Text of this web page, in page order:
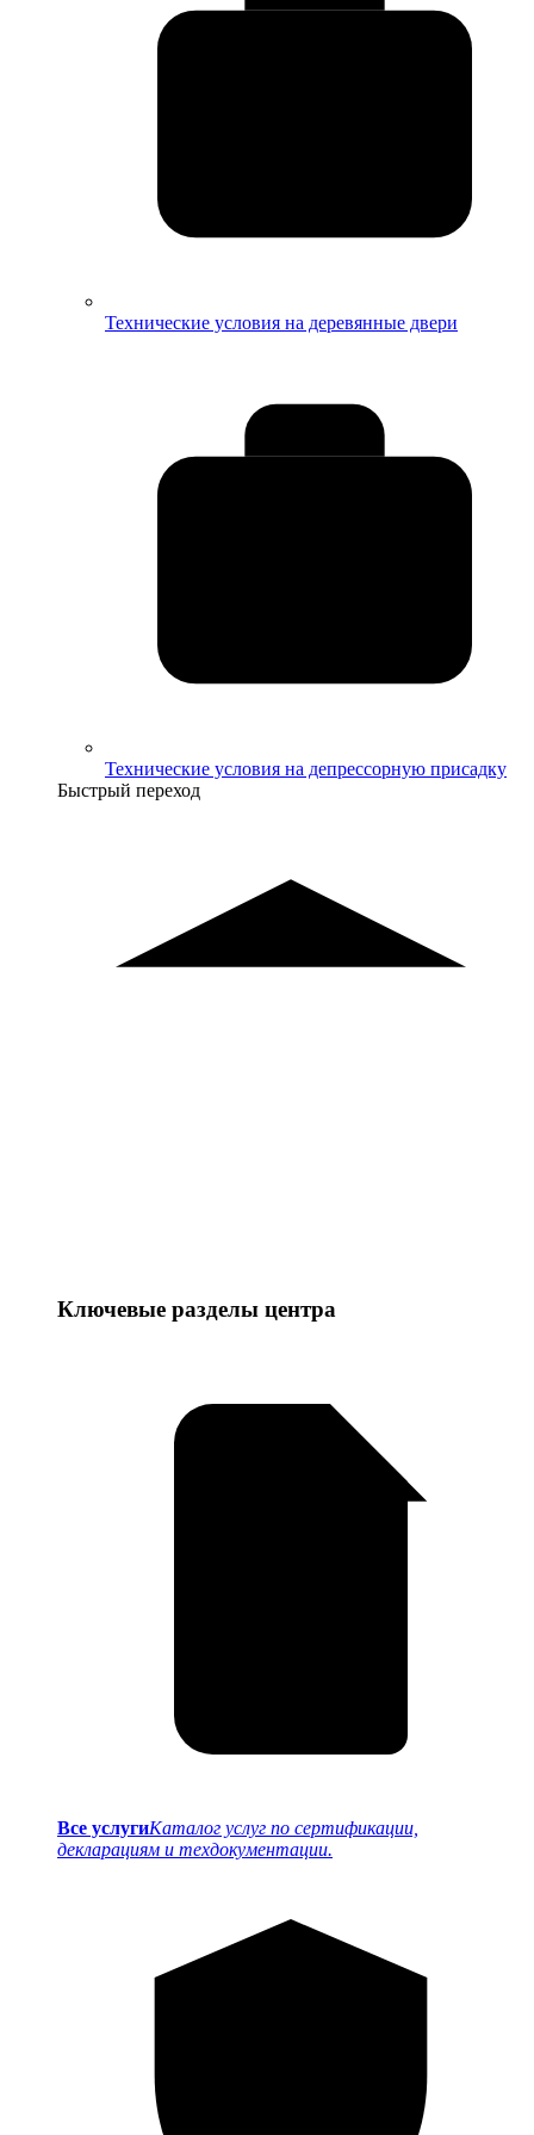
Технические условия на деревянные двери
Технические условия на депрессорную присадку
Быстрый переход
Ключевые разделы центра
Все услугиКаталог услуг по сертификации,
декларациям и техдокументации.